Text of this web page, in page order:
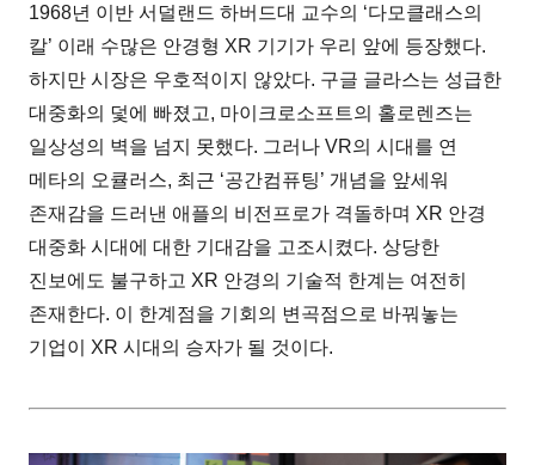
1968년 이반 서덜랜드 하버드대 교수의 ‘다모클래스의
칼’ 이래 수많은 안경형 XR 기기가 우리 앞에 등장했다.
하지만 시장은 우호적이지 않았다. 구글 글라스는 성급한
대중화의 덫에 빠졌고, 마이크로소프트의 홀로렌즈는
일상성의 벽을 넘지 못했다. 그러나 VR의 시대를 연
메타의 오큘러스, 최근 ‘공간컴퓨팅’ 개념을 앞세워
존재감을 드러낸 애플의 비전프로가 격돌하며 XR 안경
대중화 시대에 대한 기대감을 고조시켰다. 상당한
진보에도 불구하고 XR 안경의 기술적 한계는 여전히
존재한다. 이 한계점을 기회의 변곡점으로 바꿔놓는
기업이 XR 시대의 승자가 될 것이다.